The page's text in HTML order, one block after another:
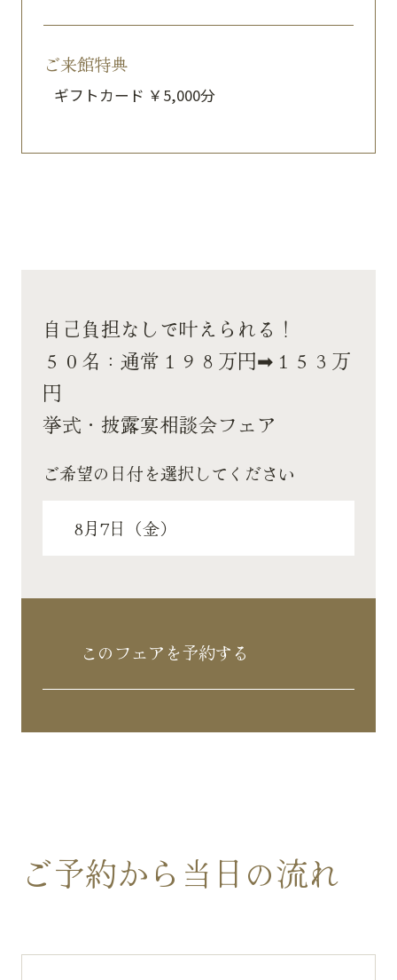
ご来館特典
ギフトカード ￥5,000分
自己負担なしで叶えられる！
５０名：通常１９８万円➡１５３万
円
挙式・披露宴相談会フェア
ご希望の日付を選択してください
このフェアを予約する
ご予約から当日の流れ